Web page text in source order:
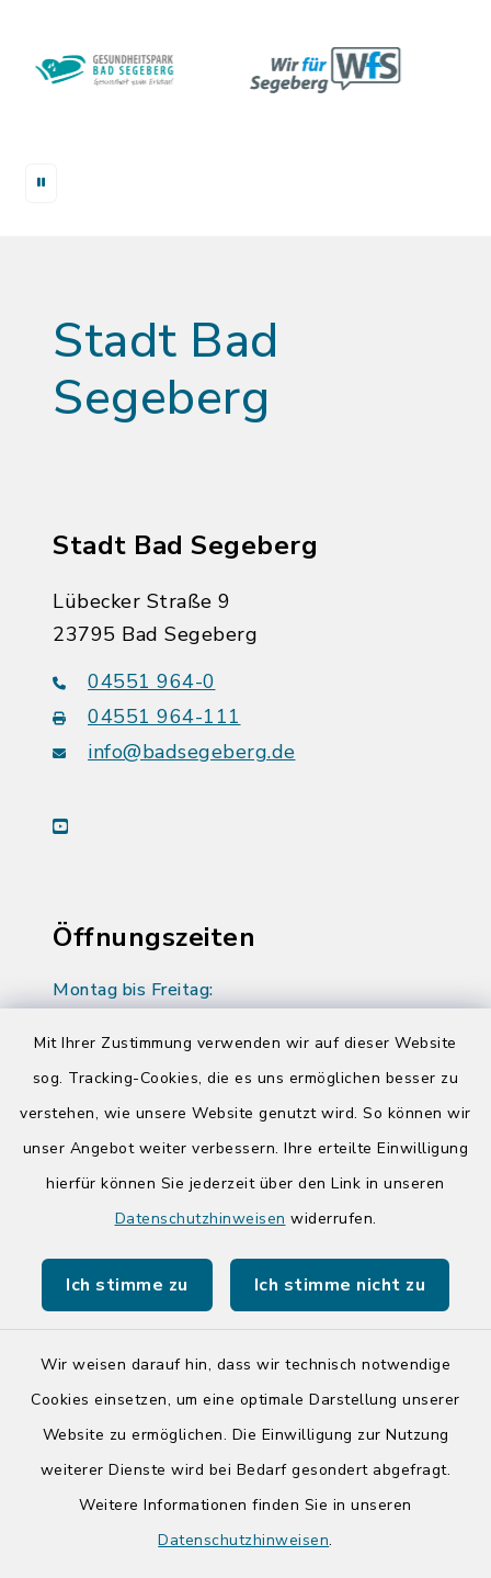
Mit Ihrer Zustimmung verwenden wir auf dieser Website
sog. Tracking-Cookies, die es uns ermöglichen besser zu
verstehen, wie unsere Website genutzt wird. So können wir
unser Angebot weiter verbessern. Ihre erteilte Einwilligung
hierfür können Sie jederzeit über den Link in unseren
Datenschutzhinweisen widerrufen.
Ich stimme zu Ich stimme nicht zu
Wir weisen darauf hin, dass wir technisch notwendige
Cookies einsetzen, um eine optimale Darstellung unserer
Website zu ermöglichen. Die Einwilligung zur Nutzung
weiterer Dienste wird bei Bedarf gesondert abgefragt.
Weitere Informationen finden Sie in unseren
Datenschutzhinweisen.
Stadt Bad
Segeberg
Stadt Bad Segeberg
Lübecker Straße 9
23795 Bad Segeberg
04551 964-0
04551 964-111
info@badsegeberg.de
youtube
Öffnungszeiten
Montag bis Freitag:
Donnerstag zusätzlich:
14:00-17:00 Uhr
Quicklinks
Tourist-Info der Stadt Bad Segeberg
Barrierefreiheit